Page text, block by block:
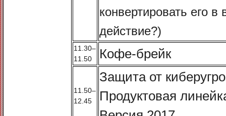
конвертировать его
действие?)
11.30–
11.50
Кофе-брейк
11.50–
12.45
Защита от
Продуктовая